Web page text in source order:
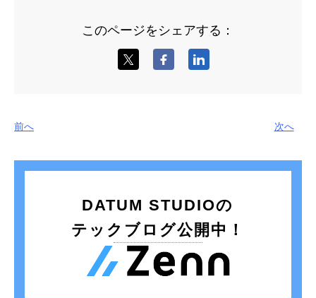
このページをシェアする：
前へ 次へ
DATUM STUDIOの
テックブログ公開中！